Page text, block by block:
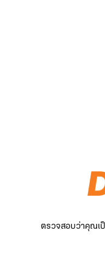
ตรวจสอบว่าคุณเ